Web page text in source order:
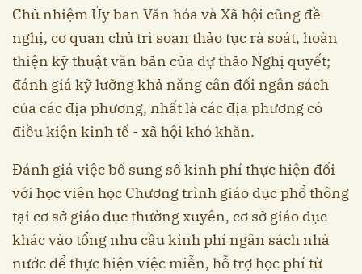
Chủ nhiệm Ủy ban Văn hóa và Xã hội cũng đề
nghị, cơ quan chủ trì soạn thảo tục rà soát, hoàn
thiện kỹ thuật văn bản của dự thảo Nghị quyết;
đánh giá kỹ lưỡng khả năng cân đối ngân sách
của các địa phương, nhất là các địa phương có
điều kiện kinh tế - xã hội khó khăn.
Đánh giá việc bổ sung số kinh phí thực hiện đối
với học viên học Chương trình giáo dục phổ thông
tại cơ sở giáo dục thường xuyên, cơ sở giáo dục
khác vào tổng nhu cầu kinh phí ngân sách nhà
nước để thực hiện việc miễn, hỗ trợ học phí từ